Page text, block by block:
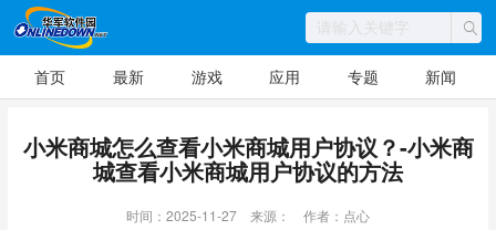
首页 最新 游戏 应用 专题 新闻
小米商城怎么查看小米商城用户协议？-小米商
城查看小米商城用户协议的方法
时间：2025-11-27 来源： 作者：点心